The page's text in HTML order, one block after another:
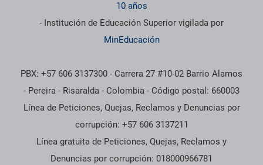
10 años
- Institución de Educación Superior vigilada por
MinEducación
PBX: +57 606 3137300 - Carrera 27 #10-02 Barrio Alamos
- Pereira - Risaralda - Colombia - Código postal: 660003
Línea de Peticiones, Quejas, Reclamos y Denuncias por
corrupción: +57 606 3137211
Línea gratuita de Peticiones, Quejas, Reclamos y
Denuncias por corrupción: 018000966781